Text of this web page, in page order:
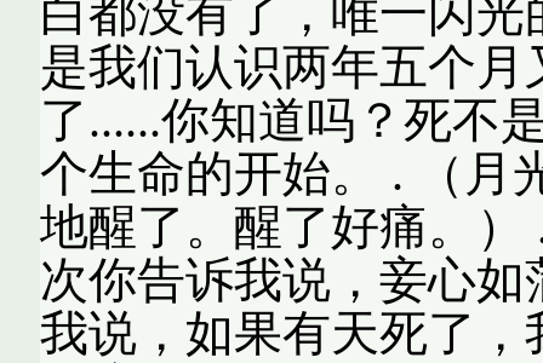
白都没有了，唯一闪
是我们认识两年五个
了......你知道吗？死不
个生命的开始。 . （月
地醒了。醒了好痛。
次你告诉我说，妾心
我说，如果有天死了